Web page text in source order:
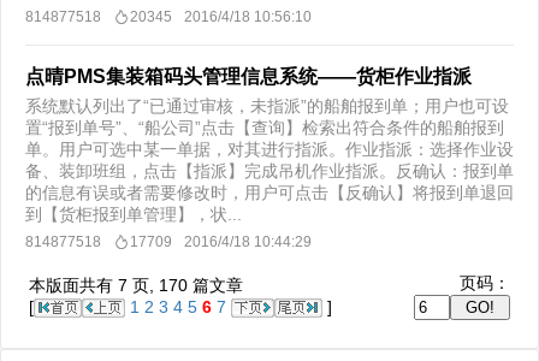
814877518 20345 2016/4/18 10:56:10
点晴PMS集装箱码头管理信息系统——货柜作业指派
系统默认列出了“已通过审核，未指派”的船舶报到单；用户也可设
置“报到单号”、“船公司”点击【查询】检索出符合条件的船舶报到
单。用户可选中某一单据，对其进行指派。作业指派：选择作业设
备、装卸班组，点击【指派】完成吊机作业指派。反确认：报到单
的信息有误或者需要修改时，用户可点击【反确认】将报到单退回
到【货柜报到单管理】，状...
814877518 17709 2016/4/18 10:44:29
本版面共有 7 页, 170 篇文章
[
1 2 3 4 5 6 7 ]
页码：